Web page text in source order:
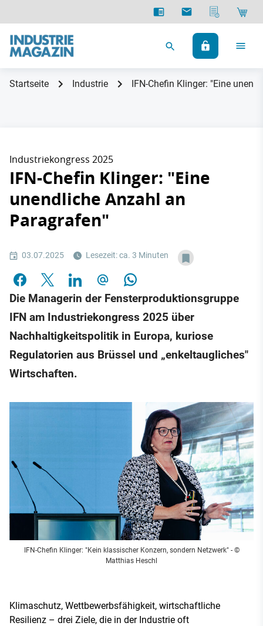
Startseite Industrie IFN-Chefin Klinger: "Eine
Industriekongress 2025
IFN-Chefin Klinger: "Eine
unendliche Anzahl an
Paragrafen"
03.07.2025 Lesezeit: ca. 3 Minuten
Die Managerin der Fensterproduktionsgruppe
IFN am Industriekongress 2025 über
Nachhaltigkeitspolitik in Europa, kuriose
Regulatorien aus Brüssel und „enkeltaugliches"
Wirtschaften.
IFN-Chefin Klinger: "Kein klassischer Konzern, sondern Netzwerk"- ©
Matthias Heschl
Klimaschutz, Wettbewerbsfähigkeit, wirtschaftliche
Resilienz – drei Ziele, die in der Industrie oft